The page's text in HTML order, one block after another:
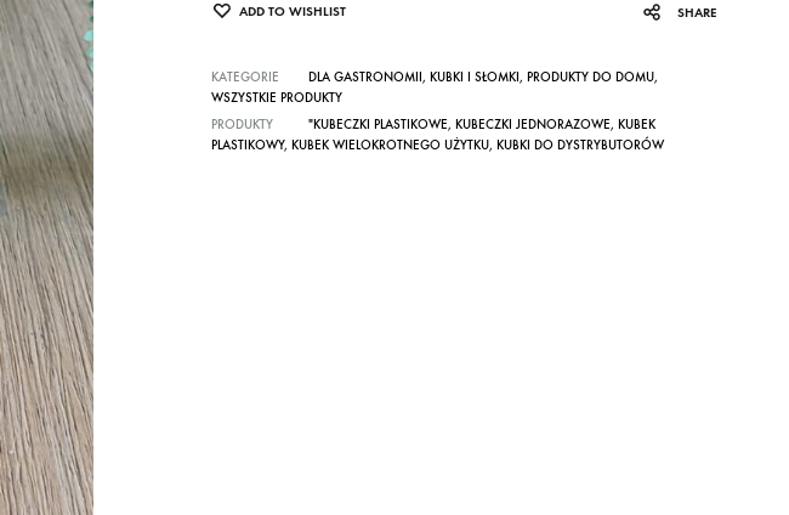
ADD TO WISHLIST SHARE
KATEGORIE DLA GASTRONOMII, KUBKI I SŁOMKI, PRODUKTY DO DOMU,
WSZYSTKIE PRODUKTY
PRODUKTY
"KUBECZKI PLASTIKOWE, KUBECZKI JEDNORAZOWE, KUBEK
PLASTIKOWY, KUBEK WIELOKROTNEGO UŻYTKU, KUBKI DO DYSTRYBUTORÓW